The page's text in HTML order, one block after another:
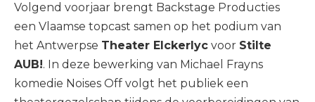
Volgend voorjaar brengt Backstage Producties
een Vlaamse topcast samen op het podium van
het Antwerpse Theater Elckerlyc voor Stilte
AUB!. In deze bewerking van Michael Frayns
komedie Noises Off volgt het publiek een